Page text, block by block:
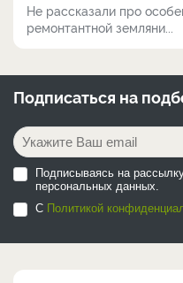
Не рассказали про
ремонтантной земляни...
Подписаться на
Подписываясь на
персональных данных.
С Политикой